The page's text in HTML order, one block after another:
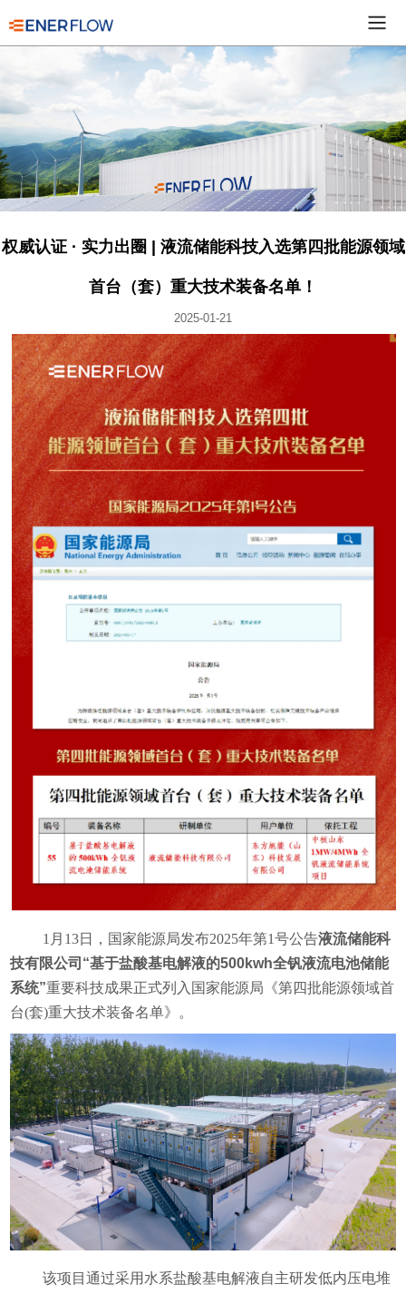
权威认证 · 实力出圈 | 液流储能科技入选第四批能源领域
首台（套）重大技术装备名单！
2025-01-21
1月13日，国家能源局发布2025年第1号公告液流储能科
技有限公司“基于盐酸基电解液的500kwh全钒液流电池储能
系统”重要科技成果正式列入国家能源局《第四批能源领域首
台(套)重大技术装备名单》。
该项目通过采用水系盐酸基电解液自主研发低内压电堆